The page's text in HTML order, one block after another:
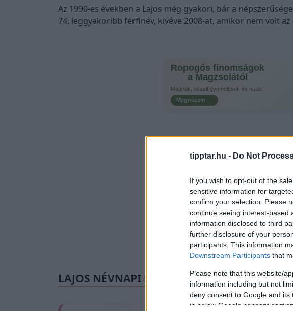
tipptar.hu - Do Not
If you wish to opt-out of the
sensitive information for
confirm your selection. Please
continue seeing interest-based
information disclosed to third
further disclosure of your
participants. This information
Downstream Participants that
Please note that this website/
information including but not
deny consent to Google and
in below Google consent section.
Az 1990-es években a Lajos még gyakori, bár a
74. leggyakoribb férfinév, kivéve 2008-at, amikor nem volt az
Ropogós finomságok
a Magzsolától
Magvak, aszalt gyümölcsök és nasik
Megnézem →
LAJOS NÉVNAPI KÖSZÖNTŐ